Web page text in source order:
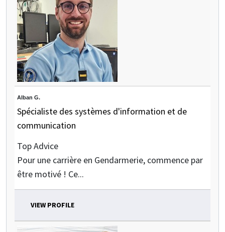
Alban G.
Spécialiste des systèmes d'information et de
communication
Top Advice
Pour une carrière en Gendarmerie, commence par
être motivé ! Ce...
VIEW PROFILE